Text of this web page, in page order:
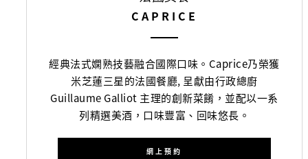
CAPRICE
經典法式嫻熟技藝融合國際口味。Caprice乃榮獲
米芝蓮三星的法國餐廳, 呈獻由行政總廚
Guillaume Galliot 主理的創新菜餚，並配以一系
列精選美酒，口味豐富、回味悠長。
網上預約